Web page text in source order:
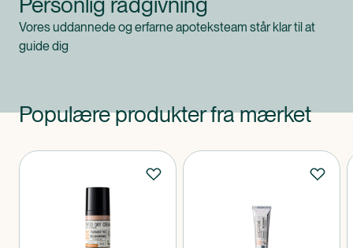
Vores uddannede og erfarne apoteksteam står klar til at
guide dig
Populære produkter fra mærket
Produkter